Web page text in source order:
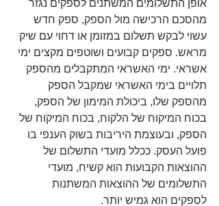
אופן התשלומים המשתנים לספקים נגזר
מהסכם הרכישה מול הספק, ספק חדש
עשוי לבקש תשלום במזומן או דחוי עם שיק
מראש. ספקים קבועים ושוטפים מקצים ימי
אשראי. ימי האשראי המתקבלים מהספק
תלויים בימי האשראי שמקבל הספק
מהספק שלו, ביכולת המימון של הספק,
בכוח המיקוח של הלקוח, בכוח המיקוח של
הספק, ובעוצמת היריבות בשוק הענפי בו
פועל העסק. ככלל מועדי התשלום של
ההוצאות הקבועות הוא קשיח, מועדי
התשלומים של ההוצאות המשתנות
לספקים הוא גמיש יותר.